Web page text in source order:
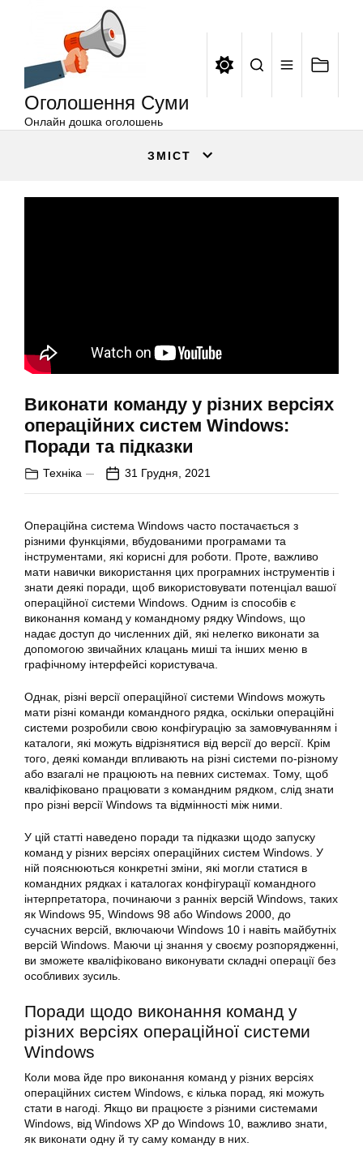
Оголошення Суми
Онлайн дошка оголошень
ЗМІСТ
Виконати команду у різних версіях
операційних систем Windows:
Поради та підказки
Техніка 31 Грудня, 2021
Операційна система Windows часто постачається з
різними функціями, вбудованими програмами та
інструментами, які корисні для роботи. Проте, важливо
мати навички використання цих програмних інструментів і
знати деякі поради, щоб використовувати потенціал вашої
операційної системи Windows. Одним із способів є
виконання команд у командному рядку Windows, що
надає доступ до численних дій, які нелегко виконати за
допомогою звичайних клацань миші та інших меню в
графічному інтерфейсі користувача.
Однак, різні версії операційної системи Windows можуть
мати різні команди командного рядка, оскільки операційні
системи розробили свою конфігурацію за замовчуванням і
каталоги, які можуть відрізнятися від версії до версії. Крім
того, деякі команди впливають на різні системи по-різному
або взагалі не працюють на певних системах. Тому, щоб
кваліфіковано працювати з командним рядком, слід знати
про різні версії Windows та відмінності між ними.
У цій статті наведено поради та підказки щодо запуску
команд у різних версіях операційних систем Windows. У
ній пояснюються конкретні зміни, які могли статися в
командних рядках і каталогах конфігурації командного
інтерпретатора, починаючи з ранніх версій Windows, таких
як Windows 95, Windows 98 або Windows 2000, до
сучасних версій, включаючи Windows 10 і навіть майбутніх
версій Windows. Маючи ці знання у своєму розпорядженні,
ви зможете кваліфіковано виконувати складні операції без
особливих зусиль.
Поради щодо виконання команд у
різних версіях операційної системи
Windows
Коли мова йде про виконання команд у різних версіях
операційних систем Windows, є кілька порад, які можуть
стати в нагоді. Якщо ви працюєте з різними системами
Windows, від Windows XP до Windows 10, важливо знати,
як виконати одну й ту саму команду в них.